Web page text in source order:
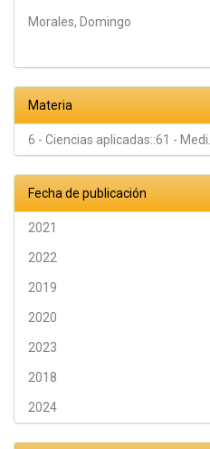
Morales, Domingo
Materia
6 - Ciencias aplicadas::61 - Medi...
Fecha de publicación
2021
2022
2019
2020
2023
2018
2024